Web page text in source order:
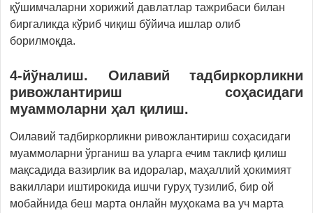
қўшимчаларни хорижий давлатлар тажрибаси билан
биргаликда кўриб чиқиш бўйича ишлар олиб
борилмоқда.
4-йўналиш. Оилавий тадбиркорликни
ривожлантириш соҳасидаги
муаммоларни ҳал қилиш.
Оилавий тадбиркорликни ривожлантириш соҳасидаги
муаммоларни ўрганиш ва уларга ечим таклиф қилиш
мақсадида вазирлик ва идоралар, маҳаллий ҳокимият
вакиллари иштирокида ишчи гуруҳ тузилиб, бир ой
мобайнида беш марта онлайн муҳокама ва уч марта